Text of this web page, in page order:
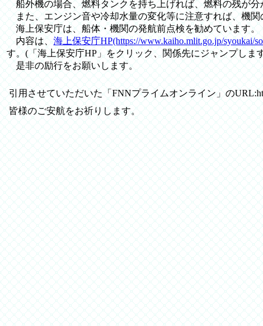
船外機の場合、燃料タンクを持ち上げれば、燃料の残が分
また、エンジン音や冷却水量の変化等に注意すれば、機関
海上保安庁は、船体・機関の発航前点検を勧めています。
内容は、海上保安庁HP(https://www.kaiho.mlit.go.jp/syoukai/
す。(「海上保安庁HP」をクリック、関係先にジャンプしま
是非の励行をお願いします。
引用させていただいた「FNNプライムオンライン」のURL:
皆様のご安航をお祈りします。